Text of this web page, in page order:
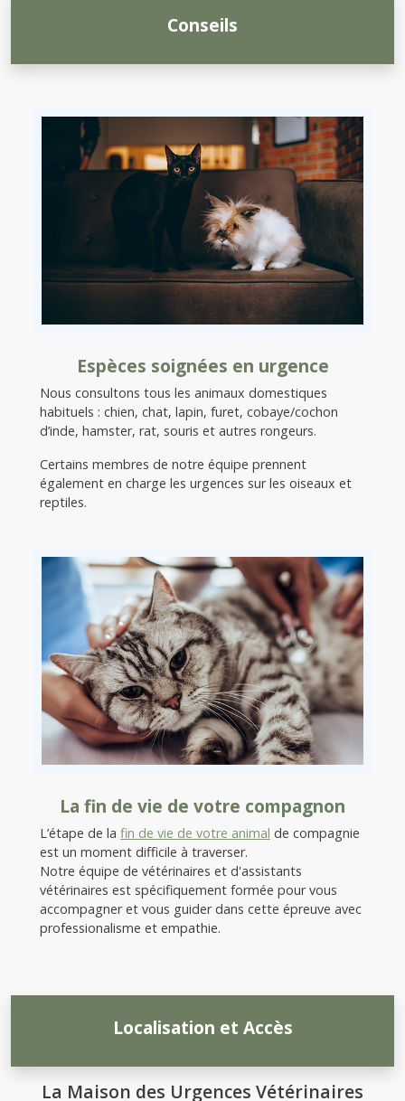
Conseils
Espèces soignées en urgence
Nous consultons tous les animaux domestiques
habituels : chien, chat, lapin, furet, cobaye/cochon
d’inde, hamster, rat, souris et autres rongeurs.
Certains membres de notre équipe prennent
également en charge les urgences sur les oiseaux et
reptiles.
La fin de vie de votre compagnon
L’étape de la fin de vie de votre animal de compagnie
est un moment difficile à traverser.
Notre équipe de vétérinaires et d'assistants
vétérinaires est spécifiquement formée pour vous
accompagner et vous guider dans cette épreuve avec
professionalisme et empathie.
Localisation et Accès
La Maison des Urgences Vétérinaires